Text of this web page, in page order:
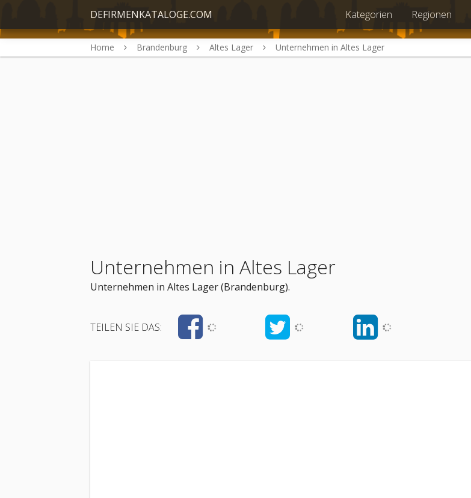
DEFIRMENKATALOGE.COM Kategorien Regionen
Home Brandenburg Altes Lager Unternehmen in Altes Lager
Unternehmen in Altes Lager
Unternehmen in Altes Lager (Brandenburg).
TEILEN SIE DAS: